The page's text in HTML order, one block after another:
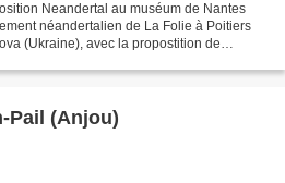
Neandertal au muséum de Nantes
néandertalien de La Folie à Poitiers
(Ukraine), avec la propostition de
Pail (Anjou)